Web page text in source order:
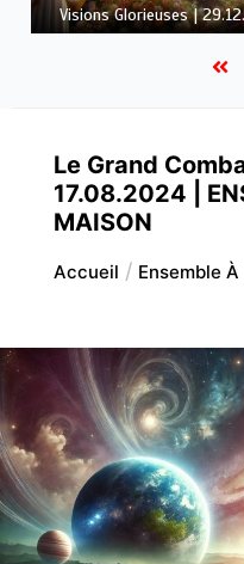
LA MAISON
Le Grand
17.08.2024 |
MAISON
Accueil Ensemble